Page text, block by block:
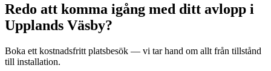
Redo att komma igång med ditt avlopp i
Upplands Väsby?
Boka ett kostnadsfritt platsbesök — vi tar hand om allt från tillstånd
till installation.